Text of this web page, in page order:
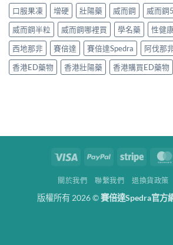
口服果凍 增硬 壯陽藥 威而鋼 威而鋼
威而鋼半粒
威而鋼哪裡買 學名藥 性健
西地那非
賽倍達 賽倍達Spedra 阿伐那
香港ED藥物
香港壯陽藥 香港購買ED藥物
Visa PayPal Stripe
關於我們 聯繫我們 退換貨政策
版權所有 2026 ©賽倍達Spedra官方